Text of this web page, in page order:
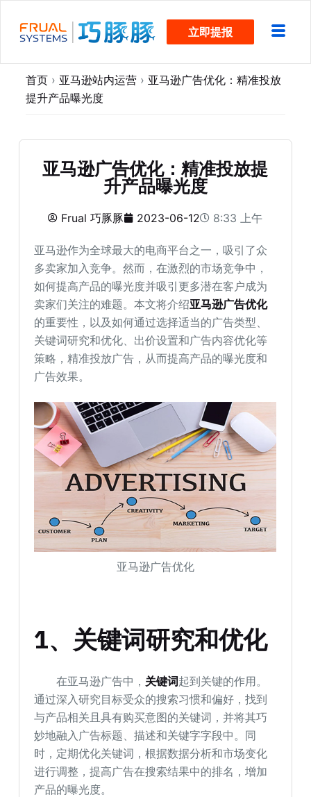
过
立即提报
首页 › 亚马逊站内运营 › 亚马逊广告优化：精准投放
提升产品曝光度
亚马逊广告优化：精准投放提
升产品曝光度
Frual 巧豚豚 2023-06-12 8:33 上午
亚马逊作为全球最大的电商平台之一，吸引了众
多卖家加入竞争。然而，在激烈的市场竞争中，
如何提高产品的曝光度并吸引更多潜在客户成为
卖家们关注的难题。本文将介绍亚马逊广告优化
的重要性，以及如何通过选择适当的广告类型、
关键词研究和优化、出价设置和广告内容优化等
策略，精准投放广告，从而提高产品的曝光度和
广告效果。
亚马逊广告优化
1、关键词研究和优化
在亚马逊广告中， 关键词起到关键的作用。
通过深入研究目标受众的搜索习惯和偏好，找到
与产品相关且具有购买意图的关键词，并将其巧
妙地融入广告标题、描述和关键字字段中。同
时，定期优化关键词，根据数据分析和市场变化
进行调整，提高广告在搜索结果中的排名，增加
产品的曝光度。